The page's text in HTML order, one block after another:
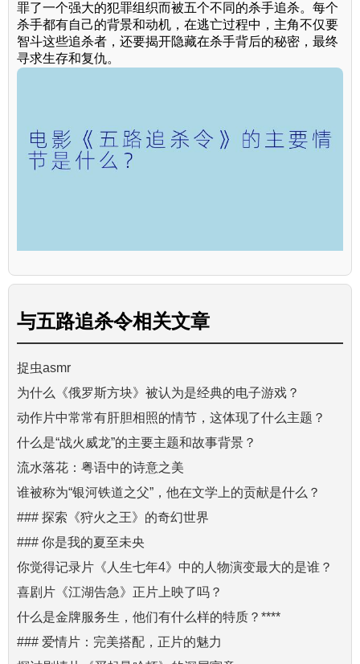
罪了一个强大的犯罪组织而被五个不同的杀手追杀。每个
杀手都有自己的背景和动机，在逃亡过程中，主角不仅要
智斗这些追杀者，还要揭开隐藏在杀手背后的秘密，最终
寻求生存和复仇。
与五路追杀令相关文章
捉虫asmr
为什么《俄罗斯方块》被认为是经典的电子游戏？
动作片中常常有肝胆相照的情节，这体现了什么主题？
什么是“战火威龙”的主要主题和故事背景？
流水落花：粤语中的诗意之美
谁被称为“银河铁道之父”，他在文学上的贡献是什么？
### 探索《狩火之王》的奇幻世界
### 你是我的夏至未央
你觉得记录片《人生七年4》中的人物演变最大的是谁？
喜剧片《江湖告急》正片上映了吗？
什么是金牌服务生，他们有什么样的特质？****
### 爱情片：完美搭配，正片的魅力